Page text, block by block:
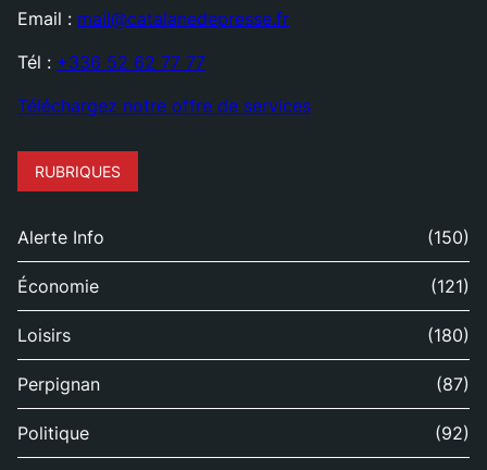
Email : mail@catalanedepresse.fr
Tél : +336 52 62 77 77
Téléchargez notre offre de services
RUBRIQUES
Alerte Info (150)
Économie (121)
Loisirs (180)
Perpignan (87)
Politique (92)